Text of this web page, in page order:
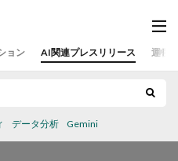
ョン AI関連プレスリリース 運営
データ分析 Gemini